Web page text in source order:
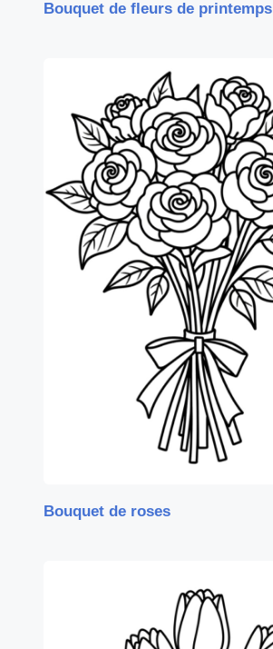
Bouquet de fleurs de printemps
Bouquet de roses